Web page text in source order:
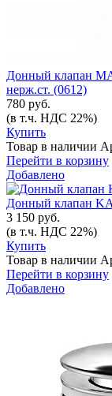
Донный клапан
нерж.ст. (0612)
780 руб.
(в т.ч. НДС 22%)
Купить
Товар в наличии
Перейти в корзину
Добавлено
Донный клапан
3 150 руб.
(в т.ч. НДС 22%)
Купить
Товар в наличии
Перейти в корзину
Добавлено